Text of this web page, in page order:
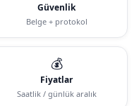
Güvenlik
Belge + protokol
💰
Fiyatlar
Saatlik / günlük aralık